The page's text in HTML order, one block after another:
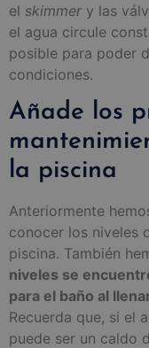
el skimmer y las
el agua circule
posible para poder
condiciones.
Añade los
la piscina
Anteriormente
conocer los niveles
piscina. También
niveles se
para el baño al
Recuerda que, si el
puede ser un caldo